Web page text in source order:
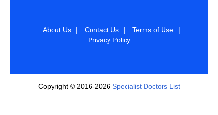
About Us | Contact Us | Terms of Use
|
Privacy Policy
Copyright © 2016-2026 Specialist Doctors List